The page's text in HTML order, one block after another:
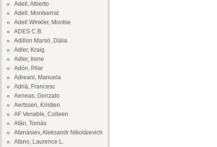
Adell, Alberto
Adell, Montserrat
Adell Winkler, Montse
ADES C.B.
Adillon Marsó, Dàlia
Adler, Kraig
Adler, Irene
Adón, Pilar
Adreani, Manuela
Adrià, Francesc
Aeneas, Gonzalo
Aertssen, Kristien
AF Venable, Colleen
Afán, Tomás
Afanásiev, Aleksandr Nikoláievich
Afano, Laurence L.